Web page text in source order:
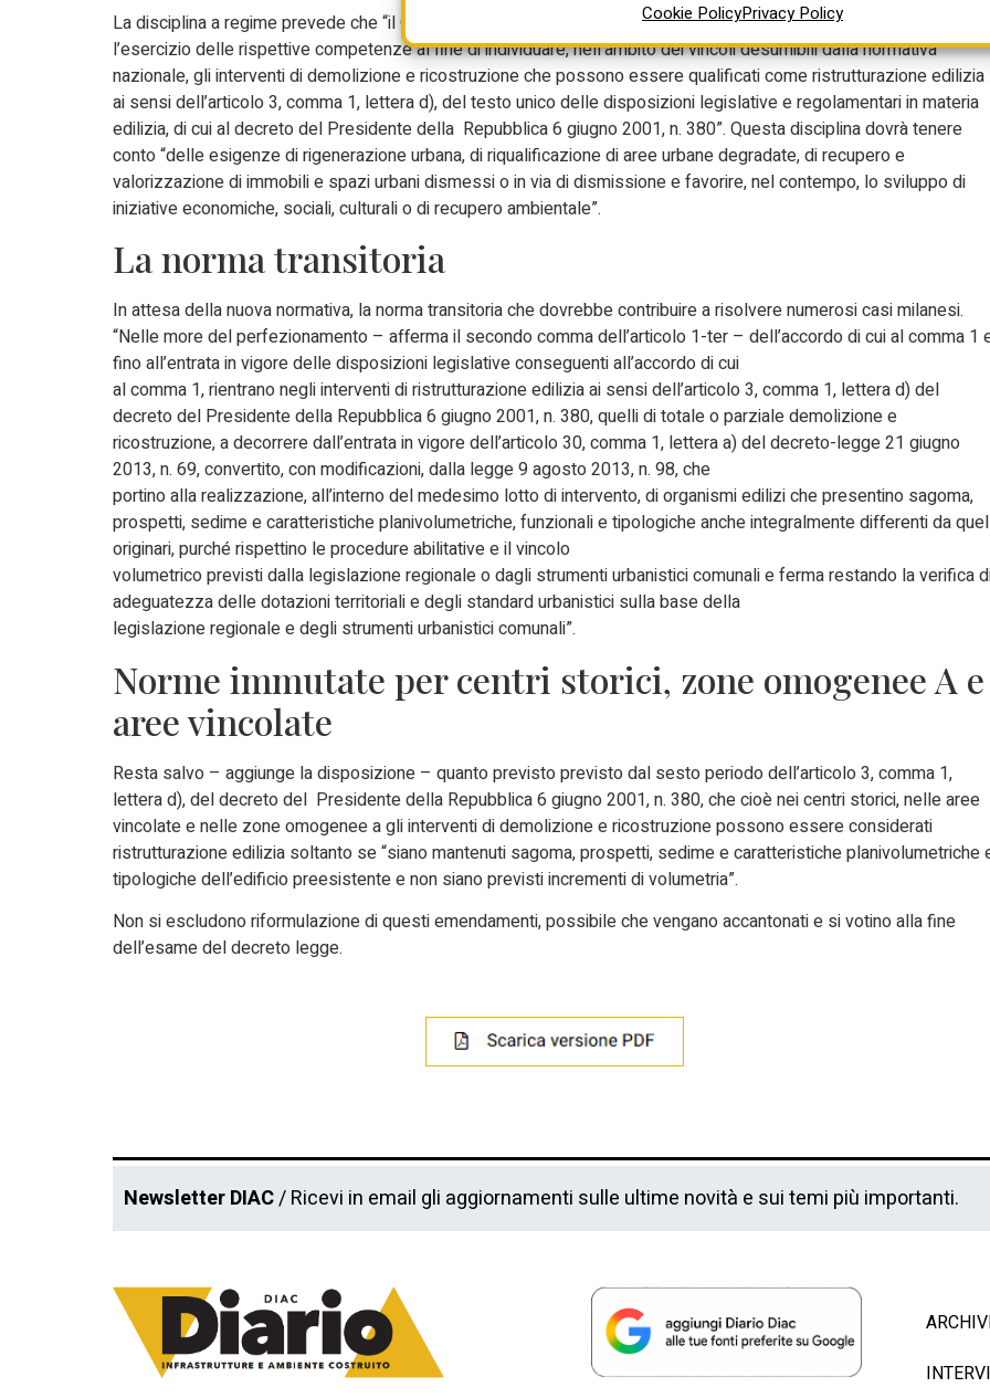
Cookie PolicyPrivacy Policy
La disciplina a regime prevede che “il Governo, le regioni, le province, i comuni e le comunità montane coordinano
l’esercizio delle rispettive competenze al fine di individuare, nell’ambito dei vincoli desumibili dalla normativa
nazionale, gli interventi di demolizione e ricostruzione che possono essere qualificati come ristrutturazione edilizia
ai sensi dell’articolo 3, comma 1, lettera d), del testo unico delle disposizioni legislative e regolamentari in materia
edilizia, di cui al decreto del Presidente della Repubblica 6 giugno 2001, n. 380”. Questa disciplina dovrà tenere
conto “delle esigenze di rigenerazione urbana, di riqualificazione di aree urbane degradate, di recupero e
valorizzazione di immobili e spazi urbani dismessi o in via di dismissione e favorire, nel contempo, lo sviluppo di
iniziative economiche, sociali, culturali o di recupero ambientale”.
La norma transitoria
In attesa della nuova normativa, la norma transitoria che dovrebbe contribuire a risolvere numerosi casi milanesi.
“Nelle more del perfezionamento – afferma il secondo comma dell’articolo 1-ter – dell’accordo di cui al comma 1
fino all’entrata in vigore delle disposizioni legislative conseguenti all’accordo di cui
al comma 1, rientrano negli interventi di ristrutturazione edilizia ai sensi dell’articolo 3, comma 1, lettera d) del
decreto del Presidente della Repubblica 6 giugno 2001, n. 380, quelli di totale o parziale demolizione e
ricostruzione, a decorrere dall’entrata in vigore dell’articolo 30, comma 1, lettera a) del decreto-legge 21 giugno
2013, n. 69, convertito, con modificazioni, dalla legge 9 agosto 2013, n. 98, che
portino alla realizzazione, all’interno del medesimo lotto di intervento, di organismi edilizi che presentino sagoma,
prospetti, sedime e caratteristiche planivolumetriche, funzionali e tipologiche anche integralmente differenti da
originari, purché rispettino le procedure abilitative e il vincolo
volumetrico previsti dalla legislazione regionale o dagli strumenti urbanistici comunali e ferma restando la verifica
adeguatezza delle dotazioni territoriali e degli standard urbanistici sulla base della
legislazione regionale e degli strumenti urbanistici comunali”.
Norme immutate per centri storici, zone omogenee A e
aree vincolate
Resta salvo – aggiunge la disposizione – quanto previsto previsto dal sesto periodo dell’articolo 3, comma 1,
lettera d), del decreto del Presidente della Repubblica 6 giugno 2001, n. 380, che cioè nei centri storici, nelle aree
vincolate e nelle zone omogenee a gli interventi di demolizione e ricostruzione possono essere considerati
ristrutturazione edilizia soltanto se “siano mantenuti sagoma, prospetti, sedime e caratteristiche planivolumetriche
tipologiche dell’edificio preesistente e non siano previsti incrementi di volumetria”.
Non si escludono riformulazione di questi emendamenti, possibile che vengano accantonati e si votino alla fine
dell’esame del decreto legge.
Newsletter DIAC/ Ricevi in email gli aggiornamenti sulle ultime novità e sui temi più importanti.